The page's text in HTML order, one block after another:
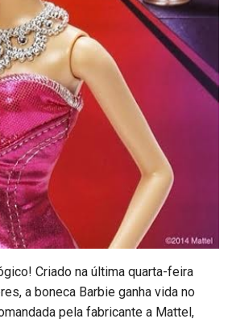
Criado na última quarta-feira
a boneca Barbie ganha vida no
pela fabricante a Mattel,